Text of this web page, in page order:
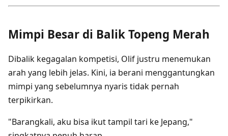
Mimpi Besar di Balik Topeng Merah
Dibalik kegagalan kompetisi, Olif justru menemukan
arah yang lebih jelas. Kini, ia berani menggantungkan
mimpi yang sebelumnya nyaris tidak pernah
terpikirkan.
"Barangkali, aku bisa ikut tampil tari ke Jepang,"